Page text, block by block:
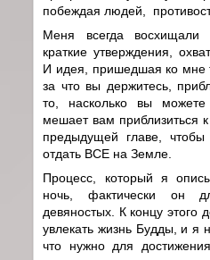
побеждая людей,
Меня всегда
краткие утверждения,
И идея, пришедшая ко мне
за что вы держитесь,
то, насколько вы
мешает вам приблизиться
предыдущей главе,
отдать ВСЕ на Земле.
Процесс, который я
ночь, фактически он
девяностых. К концу этого
увлекать жизнь Будды, и я
что нужно для